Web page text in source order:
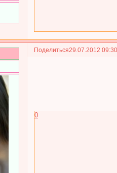
Поделиться29.07.2012
0